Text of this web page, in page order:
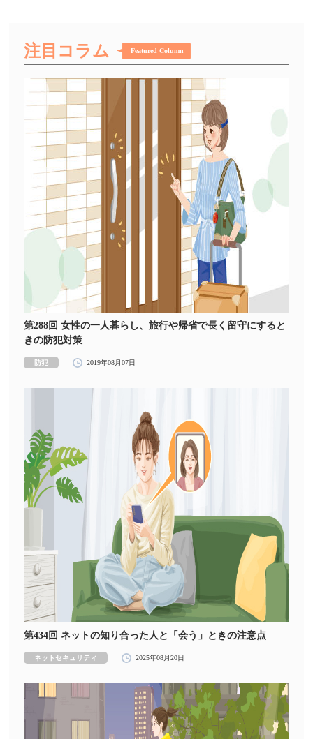
注目コラム Featured Column
第288回 女性の一人暮らし、旅行や帰省で長く留守にすると
きの防犯対策
防犯 2019年08月07日
第434回 ネットの知り合った人と「会う」ときの注意点
ネットセキュリティ 2025年08月20日